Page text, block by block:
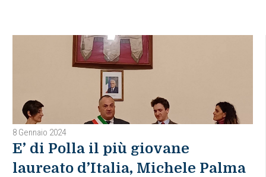
8 Gennaio 2024
E’ di Polla il più giovane
laureato d’Italia, Michele Palma